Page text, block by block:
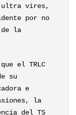
ultra vires,
por no
de la
el TRLC
su
e
la
del TS